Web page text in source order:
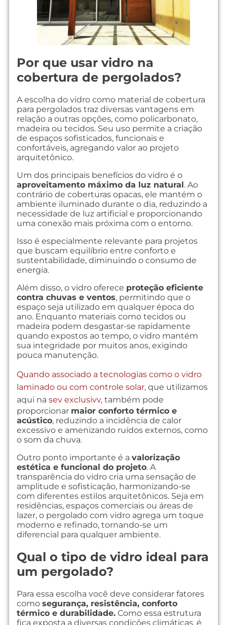
Por que usar vidro na
cobertura de pergolados?
A escolha do vidro como material de cobertura
para pergolados traz diversas vantagens em
relação a outras opções, como policarbonato,
madeira ou tecidos. Seu uso permite a criação
de espaços sofisticados, funcionais e
confortáveis, agregando valor ao projeto
arquitetônico.
Um dos principais benefícios do vidro é o
aproveitamento máximo da luz natural. Ao
contrário de coberturas opacas, ele mantém o
ambiente iluminado durante o dia, reduzindo a
necessidade de luz artificial e proporcionando
uma conexão mais próxima com o entorno.
Isso é especialmente relevante para projetos
que buscam equilíbrio entre conforto e
sustentabilidade, diminuindo o consumo de
energia.
Além disso, o vidro oferece proteção eficiente
contra chuvas e ventos, permitindo que o
espaço seja utilizado em qualquer época do
ano. Enquanto materiais como tecidos ou
madeira podem desgastar-se rapidamente
quando expostos ao tempo, o vidro mantém
sua integridade por muitos anos, exigindo
pouca manutenção.
Quando associado a tecnologias como o vidro
laminado ou com controle solar, que utilizamos
aqui na sev exclusivv, também pode
proporcionar maior conforto térmico e
acústico, reduzindo a incidência de calor
excessivo e amenizando ruídos externos, como
o som da chuva.
Outro ponto importante é a valorização
estética e funcional do projeto. A
transparência do vidro cria uma sensação de
amplitude e sofisticação, harmonizando-se
com diferentes estilos arquitetônicos. Seja em
residências, espaços comerciais ou áreas de
lazer, o pergolado com vidro agrega um toque
moderno e refinado, tornando-se um
diferencial para qualquer ambiente.
Qual o tipo de vidro ideal para
um pergolado?
Para essa escolha você deve considerar fatores
como segurança, resistência, conforto
térmico e durabilidade. Como essa estrutura
fica exposta a diversas condições climáticas, é